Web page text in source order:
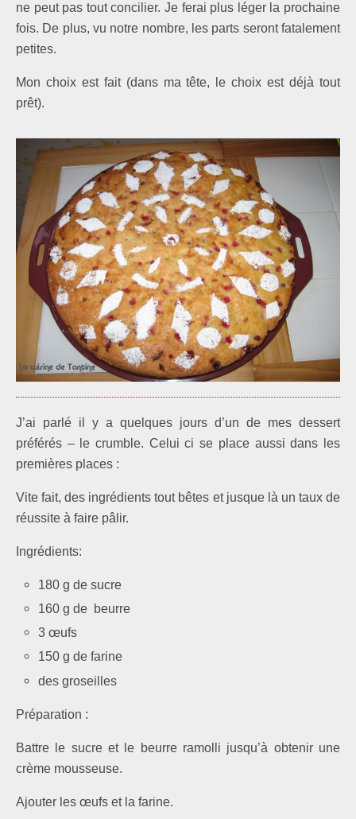
ne peut pas tout concilier. Je ferai plus léger la prochaine
fois. De plus, vu notre nombre, les parts seront fatalement
petites.
Mon choix est fait (dans ma tête, le choix est déjà tout
prêt).
J’ai parlé il y a quelques jours d’un de mes dessert
préférés – le crumble. Celui ci se place aussi dans les
premières places :
Vite fait, des ingrédients tout bêtes et jusque là un taux de
réussite à faire pâlir.
Ingrédients:
180 g de sucre
160 g de beurre
3 œufs
150 g de farine
des groseilles
Préparation :
Battre le sucre et le beurre ramolli jusqu’à obtenir une
crème mousseuse.
Ajouter les œufs et la farine.